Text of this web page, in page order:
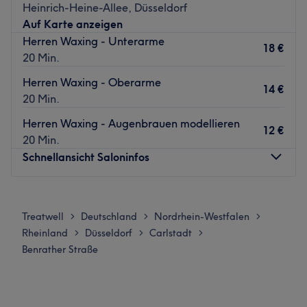
individuell zusammen. Head &Feet Spa, Hijama
(Schröpfen), Massage, Russische Maniküre und Pediküre,
Anti-Aging, Aquafacial, Microneedling, Brown&Lashes
und vieles mehr... Lasse dich auf eine einzigartige Weise
verzaubern. Die Magie entsteht, wo Schönheit und Seele
sich begegnen.
Zurück zur Salonansicht
Heinrich-Heine-Allee, Düsseldorf
Auf Karte anzeigen
Herren Waxing - Unterarme
20 Min.
18 €
Herren Waxing - Oberarme
20 Min.
14 €
Herren Waxing - Augenbrauen modellieren
20 Min.
12 €
Schnellansicht Saloninfos
Dienstag
Geschlossen
Mittwoch
Donnerstag
Treatwell > Deutschland > Nordrhein-Westfalen >
Rheinland > Düsseldorf > Carlstadt >
Benrather Straße